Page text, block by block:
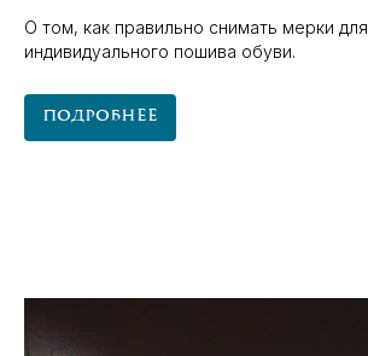
О том, как правильно снимать мерки для
индивидуального пошива обуви.
Подробнее